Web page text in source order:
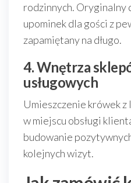
rodzinnych. Oryginalny
upominek dla gości z
zapamiętany na długo.
4. Wnętrza
usługowych
Umieszczenie krówek
w miejscu obsługi
budowanie
kolejnych wizyt.